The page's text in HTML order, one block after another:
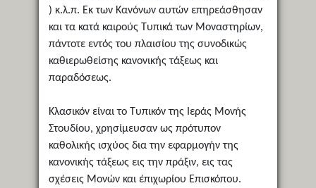
) κ.λ.π. Εκ των Κανόνων αυτών επηρεάσθησαν
και τα κατά καιρούς Τυπικά των Μοναστηρίων,
πάντοτε εντός του πλαισίου της συνοδικώς
καθιερωθείσης κανονικής τάξεως και
παραδόσεως.
Κλασικόν είναι το Τυπικόν της Ιεράς Μονής
Στουδίου, χρησίμευσαν ως πρότυπον
καθολικής ισχύος δια την εφαρμογήν της
κανονικής τάξεως εις την πράξιν, εις τας
σχέσεις Μονών και έπιχωρίου Επισκόπου.